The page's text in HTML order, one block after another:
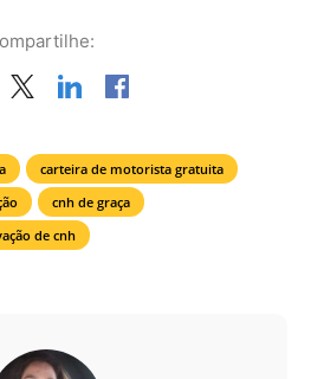
carteira de motorista gratuita
cnh de graça
de cnh